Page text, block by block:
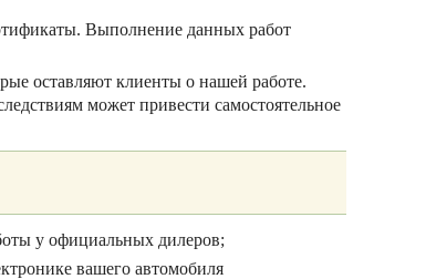
Выполнение данных работ
оставляют клиенты о нашей работе.
может привести самостоятельное
у официальных дилеров;
вашего автомобиля